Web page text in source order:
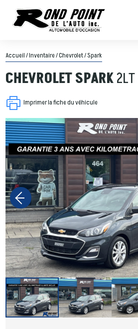
Accueil/Inventaire/Chevrolet/Spark
CHEVROLETSPARK2LT
Imprimer la fiche du véhicule